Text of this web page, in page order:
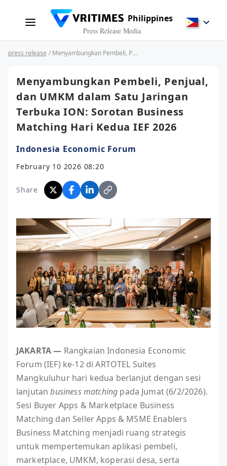
Philippines
Press Release Media
press release / Menyambungkan Pembeli, Penjual, dan UMKM dalam Satu Jaringan Terbuka ION: Sorotan Business Matching Hari Kedua IEF 2026
Menyambungkan Pembeli, Penjual,
dan UMKM dalam Satu Jaringan
Terbuka ION: Sorotan Business
Matching Hari Kedua IEF 2026
Indonesia Economic Forum
February 10 2026 08:20
Share
JAKARTA — Rangkaian Indonesia Economic
Forum (IEF) ke-12 di ARTOTEL Suites
Mangkuluhur hari kedua berlanjut dengan sesi
lanjutanbusiness matching pada Jumat (6/2/2026).
Sesi Buyer Apps & Marketplace Business
Matching dan Seller Apps & MSME Enablers
Business Matching menjadi ruang strategis
untuk mempertemukan aplikasi pembeli,
marketplace, UMKM, koperasi desa, serta